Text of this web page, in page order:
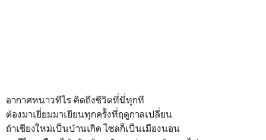
อากาศหนาวทีไร คิดถึงชีวิตที่นี่ทุกที
ต้องมาเยี่ยมมาเยียนทุกครั้งที่ฤดูกาลเปลี่ยน
ถ้าเชียงใหม่เป็นบ้านเกิด โซลก็เป็นเมืองนอน